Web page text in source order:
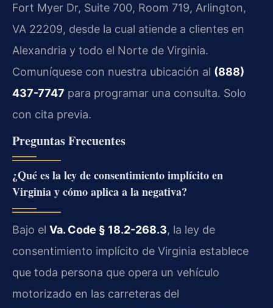
Fort Myer Dr, Suite 700, Room 719, Arlington,
VA 22209, desde la cual atiende a clientes en
Alexandria y todo el Norte de Virginia.
Comuníquese con nuestra ubicación al (888)
437-7747 para programar una consulta. Solo
con cita previa.
Preguntas Frecuentes
¿Qué es la ley de consentimiento implícito en
Virginia y cómo aplica a la negativa?
Bajo el Va. Code § 18.2-268.3, la ley de
consentimiento implícito de Virginia establece
que toda persona que opera un vehículo
motorizado en las carreteras del